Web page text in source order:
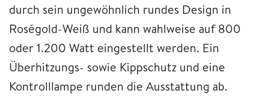
durch sein ungewöhnlich rundes Design in
Roségold-Weiß und kann wahlweise auf 800
oder 1.200 Watt eingestellt werden. Ein
Überhitzungs- sowie Kippschutz und eine
Kontrolllampe runden die Ausstattung ab.